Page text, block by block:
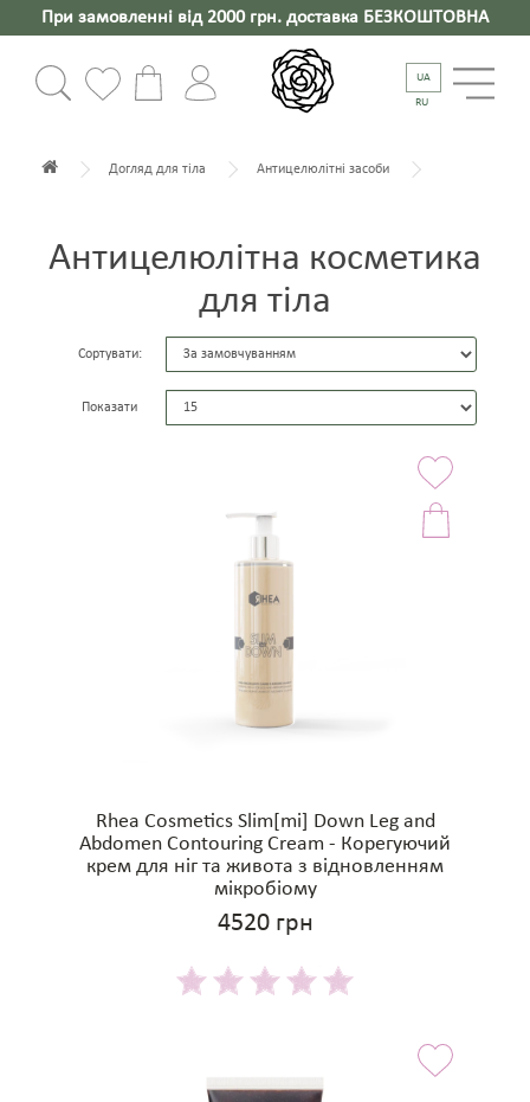
При замовленні від 2000 грн. доставка БЕЗКОШТОВНА
UA
RU
Догляд для тіла Антицелюлітні засоби
Антицелюлітна косметика
для тіла
Сортувати:
Показати
Rhea Cosmetics Slim[mi] Down Leg and
Abdomen Contouring Cream - Корегуючий
крем для ніг та живота з відновленням
мікробіому
4520 грн